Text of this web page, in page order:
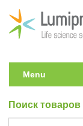
Menu
Поиск товаров